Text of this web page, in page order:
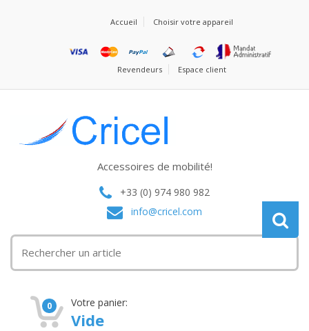
Accueil Choisir votre appareil
Revendeurs Espace client
Accessoires de mobilité!
+33 (0) 974 980 982
info@cricel.com
0 Votre panier:
Vide